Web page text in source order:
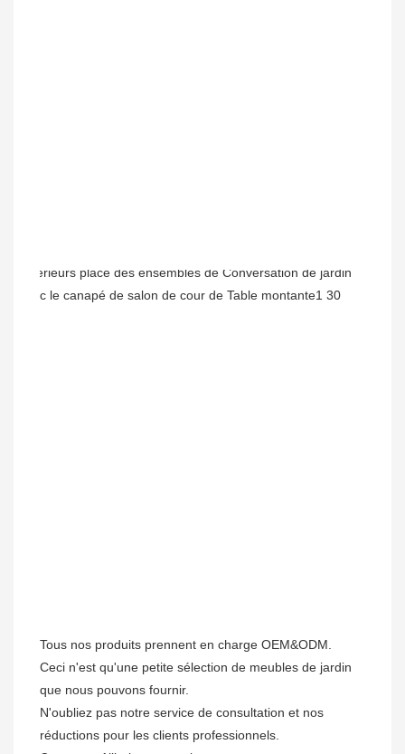
Tous nos produits prennent en charge OEM&ODM.
Ceci n'est qu'une petite sélection de meubles de jardin
que nous pouvons fournir.
N'oubliez pas notre service de consultation et nos
réductions pour les clients professionnels.